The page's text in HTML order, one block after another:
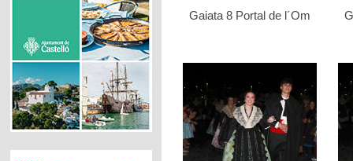
Gaiata 8 Portal de l´Om